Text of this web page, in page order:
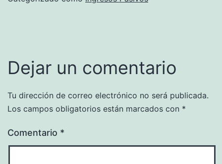
Dejar un comentario
Tu dirección de correo electrónico no será publicada.
Los campos obligatorios están marcados con *
Comentario *